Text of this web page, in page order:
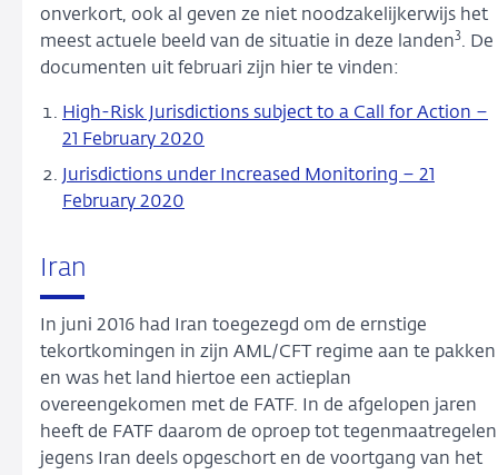
onverkort, ook al geven ze niet noodzakelijkerwijs het
meest actuele beeld van de situatie in deze landen3. De
documenten uit februari zijn hier te vinden:
High-Risk Jurisdictions subject to a Call for Action –
21 February 2020
Jurisdictions under Increased Monitoring – 21
February 2020
Iran
In juni 2016 had Iran toegezegd om de ernstige
tekortkomingen in zijn AML/CFT regime aan te pakken
en was het land hiertoe een actieplan
overeengekomen met de FATF. In de afgelopen jaren
heeft de FATF daarom de oproep tot tegenmaatregelen
jegens Iran deels opgeschort en de voortgang van het